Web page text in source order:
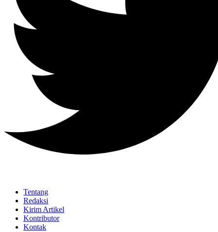
Tentang
Redaksi
Kirim Artikel
Kontributor
Kontak